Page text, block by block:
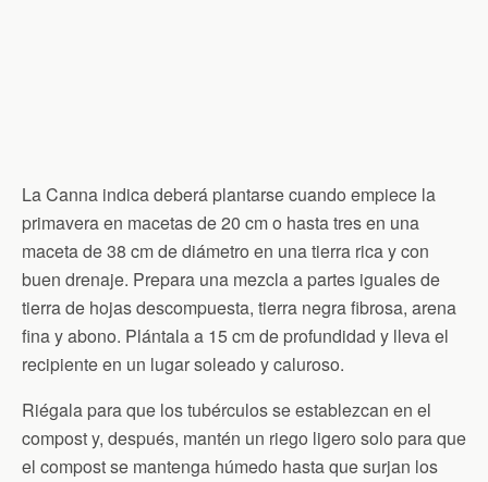
La Canna indica deberá plantarse cuando empiece la
primavera en macetas de 20 cm o hasta tres en una
maceta de 38 cm de diámetro en una tierra rica y con
buen drenaje. Prepara una mezcla a partes iguales de
tierra de hojas descompuesta, tierra negra fibrosa, arena
fina y abono. Plántala a 15 cm de profundidad y lleva el
recipiente en un lugar soleado y caluroso.
Riégala para que los tubérculos se establezcan en el
compost y, después, mantén un riego ligero solo para que
el compost se mantenga húmedo hasta que surjan los